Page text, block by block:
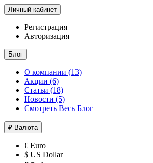
Личный кабинет
Регистрация
Авторизация
Блог
О компании (13)
Акции (6)
Статьи (18)
Новости (5)
Смотреть Весь Блог
₽ Валюта
€ Euro
$ US Dollar